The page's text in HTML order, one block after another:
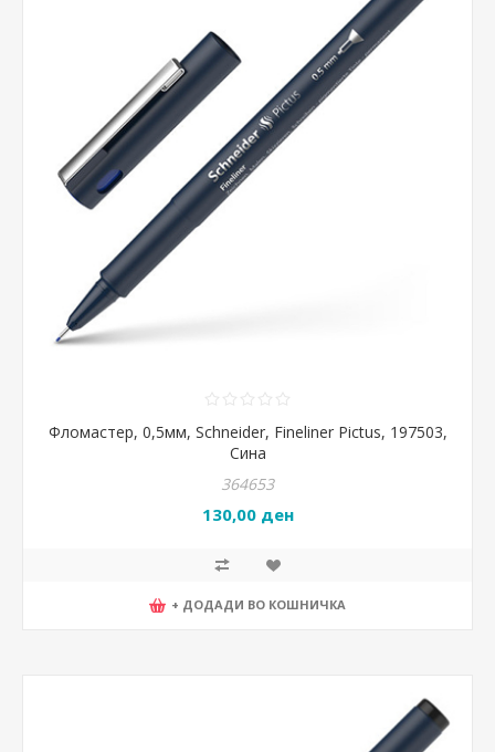
Фломастер, 0,5мм, Schneider, Fineliner Pictus, 197503,
Сина
364653
130,00 ден
+ ДОДАДИ ВО КОШНИЧКА